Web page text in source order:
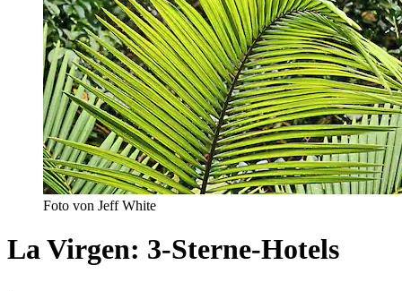
Foto von Jeff White
La Virgen: 3-Sterne-Hotels